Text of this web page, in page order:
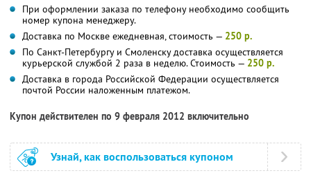
При оформлении заказа по телефону необходимо сообщить
номер купона менеджеру.
Доставка по Москве ежедневная, стоимость — 250 р.
По Санкт-Петербургу и Смоленску доставка осуществляется
курьерской службой 2 раза в неделю. Стоимость — 250 р.
Доставка в города Российской Федерации осуществляется
почтой России наложенным платежом.
Купон действителен по 9 февраля 2012 включительно
Узнай, как воспользоваться купоном